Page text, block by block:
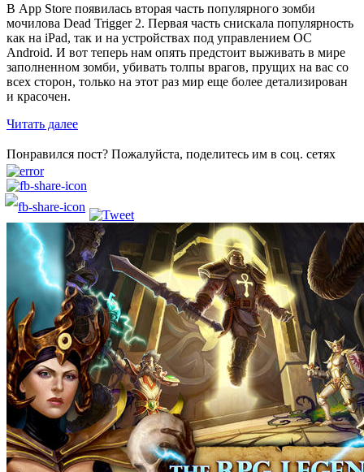
В App Store появилась вторая часть популярного зомби
мочилова Dead Trigger 2. Первая часть снискала популярность
как на iPad, так и на устройствах под управлением ОС
Android. И вот теперь нам опять предстоит выживать в мире
заполненном зомби, убивать толпы врагов, прущих на вас со
всех сторон, только на этот раз мир еще более детализирован
и красочен.
Читать далее
Понравился пост? Пожалуйста, поделитесь им в соц. сетях